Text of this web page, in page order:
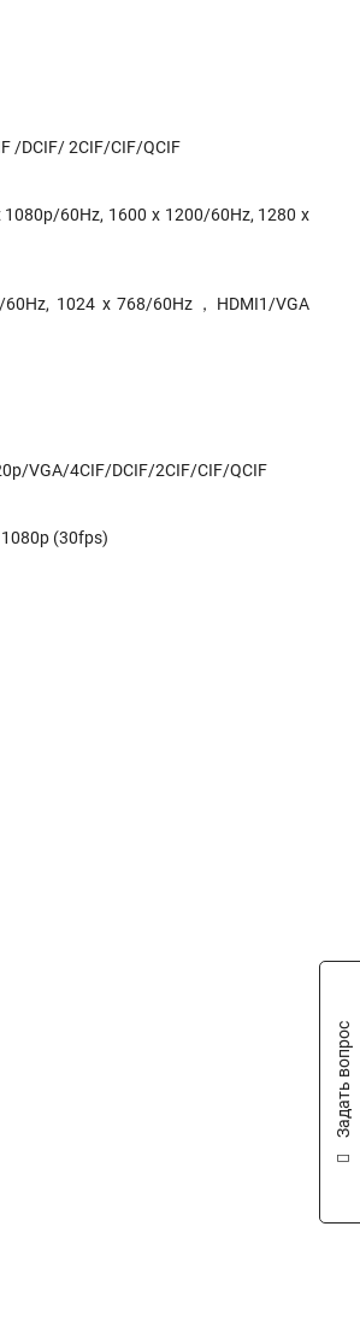
/DCIF/ 2CIF/CIF/QCIF
60Hz, 1600 x 1200/60Hz, 1280 x
1024 x 768/60Hz，HDMI1/VGA
VGA/4CIF/DCIF/2CIF/CIF/QCIF
(30fps)
Задать вопрос